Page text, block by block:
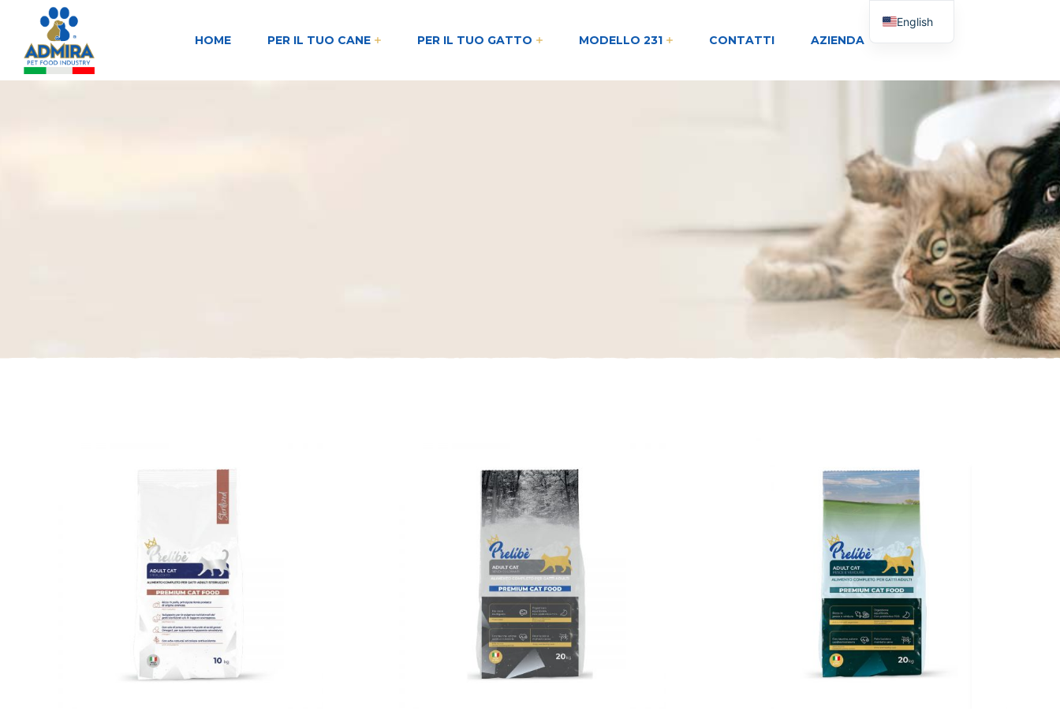
HOME PER IL TUO CANE PER IL TUO GATTO MODELLO 231 CONTATTI AZIENDA
English